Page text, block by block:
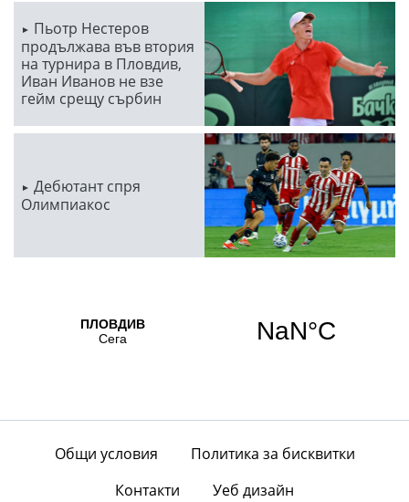
Пьотр Нестеров
продължава във втория
на турнира в Пловдив,
Иван Иванов не взе
гейм срещу сърбин
Дебютант спря
Олимпиакос
Общи условия
Политика за бисквитки
Контакти
Уеб дизайн